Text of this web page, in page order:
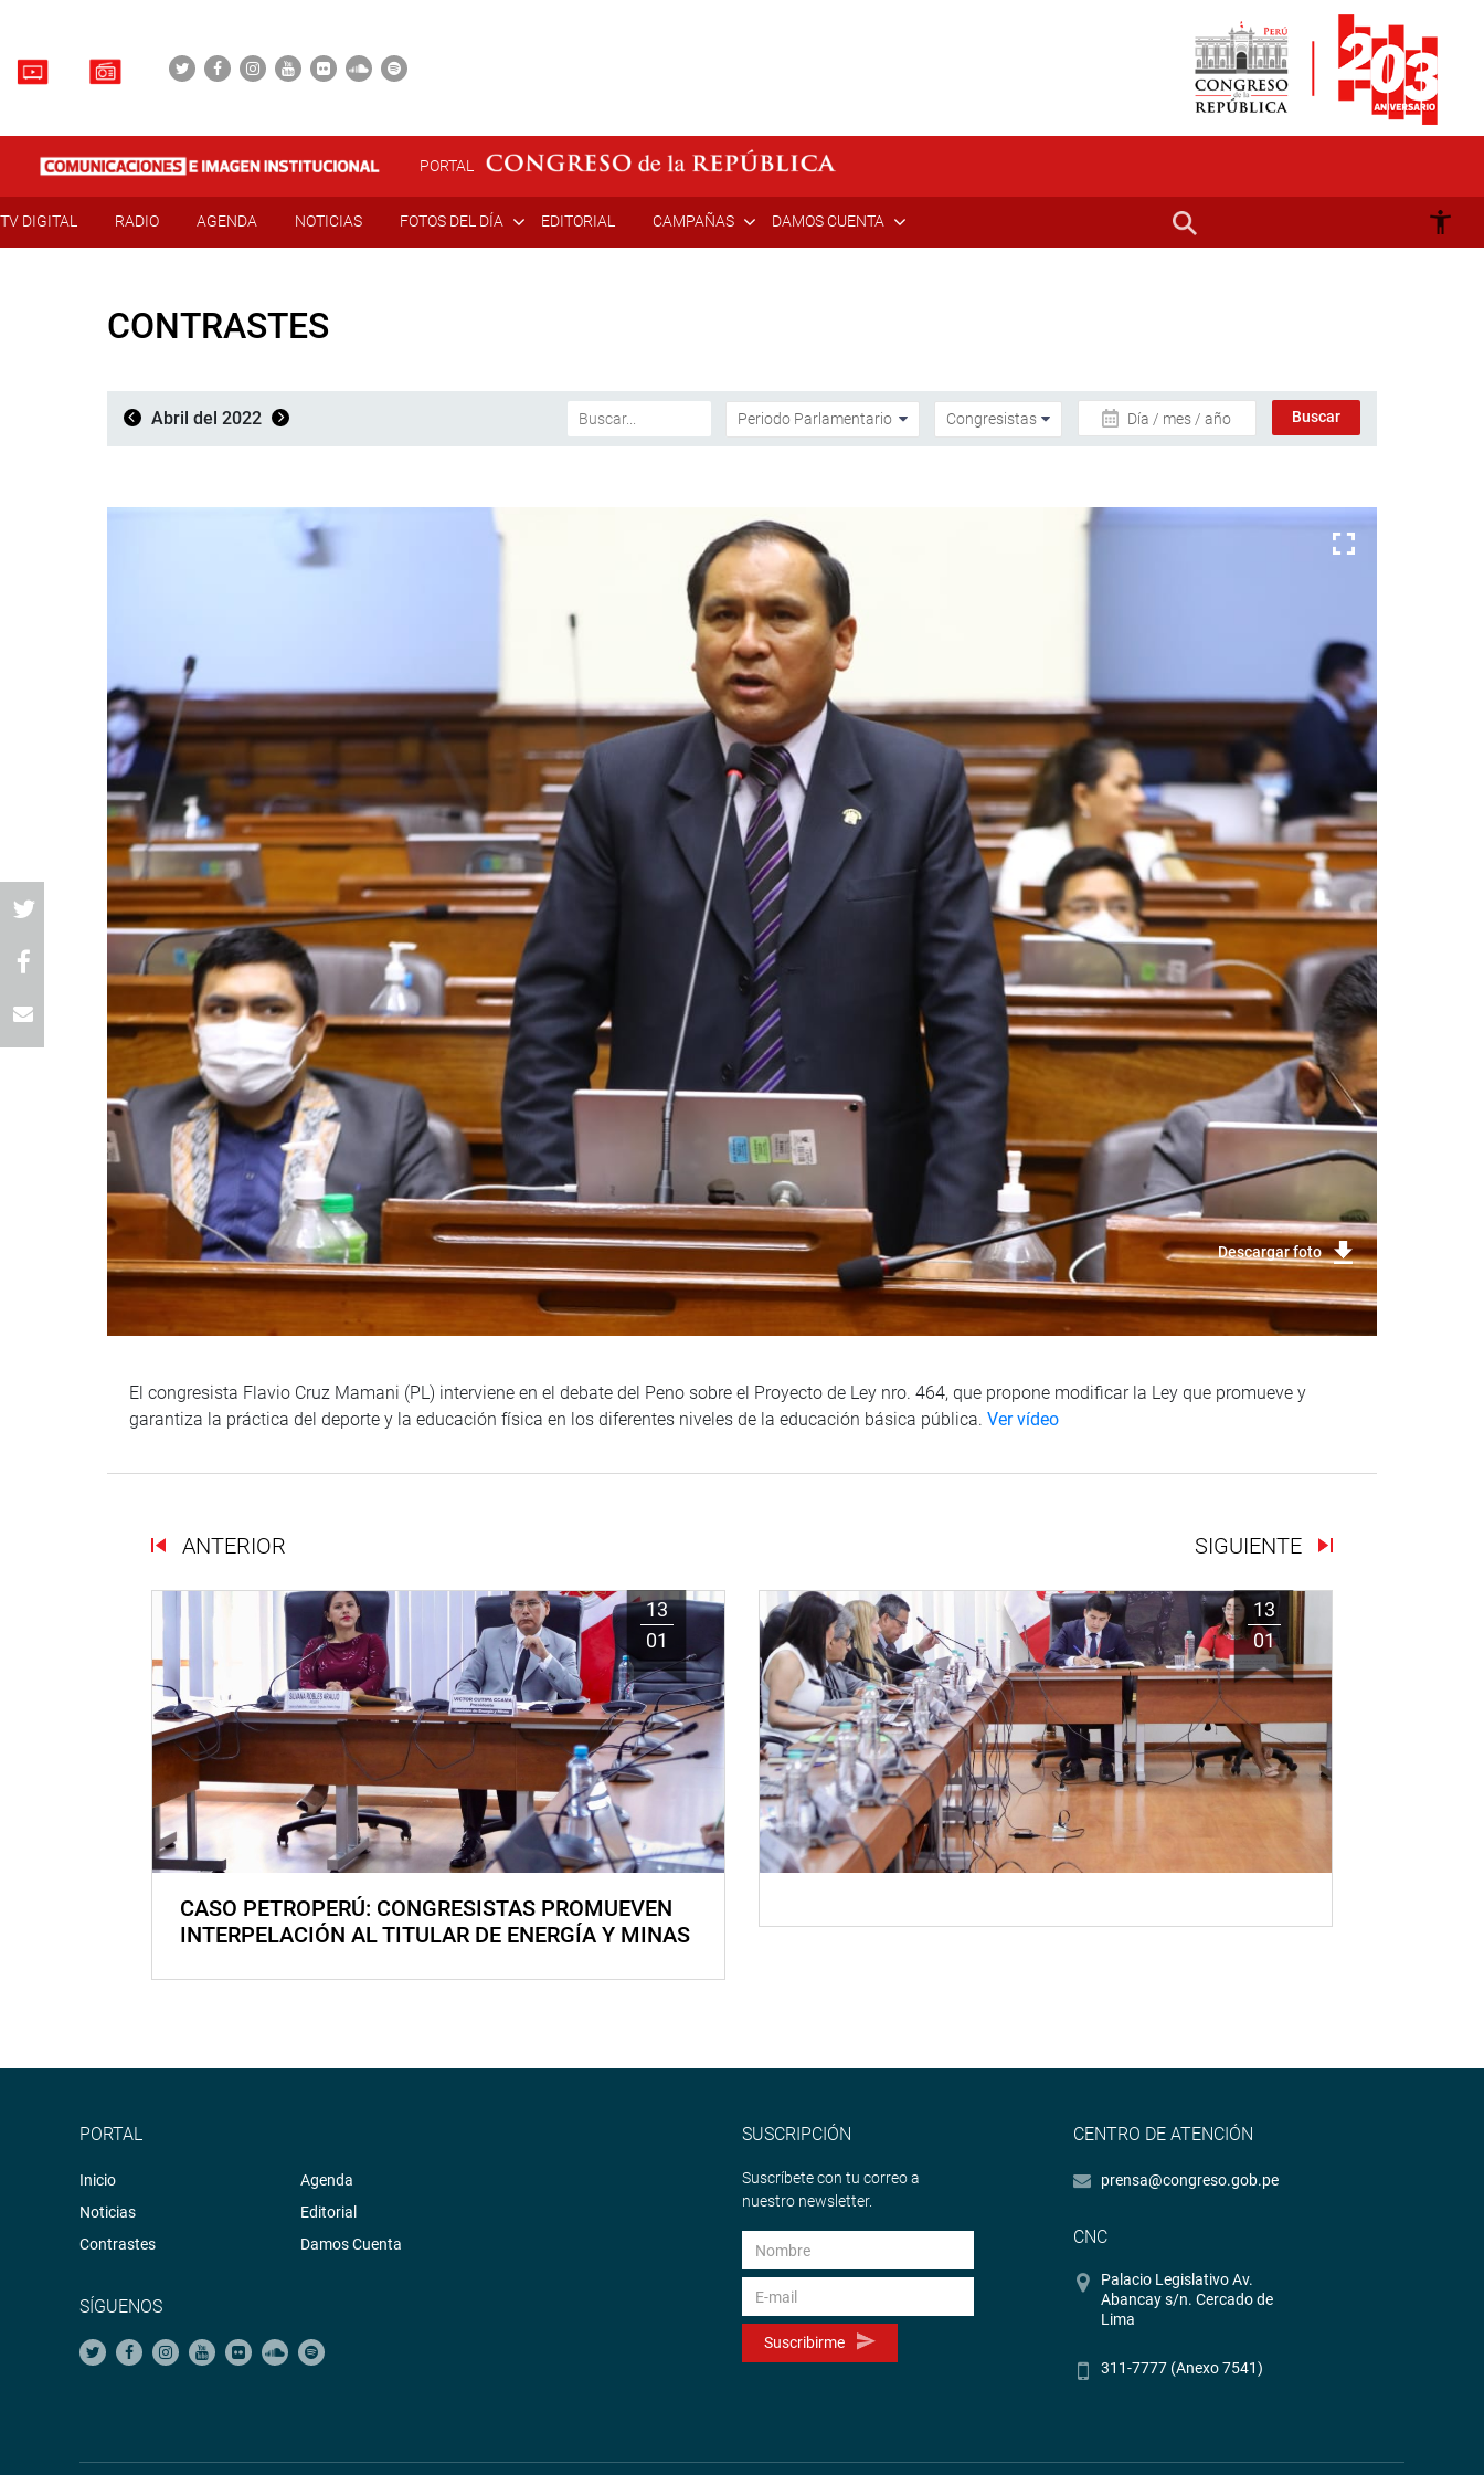
PORTAL
TV DIGITAL RADIO AGENDA NOTICIAS FOTOS DEL DÍA EDITORIAL CAMPAÑAS DAMOS CUENTA
CONTRASTES
Abril del 2022 Día / mes / año
Descargar foto
El congresista Flavio Cruz Mamani (PL) interviene en el debate del Peno sobre el Proyecto de Ley nro. 464, que propone modificar la Ley que promueve y
garantiza la práctica del deporte y la educación física en los diferentes niveles de la educación básica pública. Ver vídeo
ANTERIOR SIGUIENTE
13
01
CASO PETROPERÚ: CONGRESISTAS PROMUEVEN
INTERPELACIÓN AL TITULAR DE ENERGÍA Y MINAS
13
01
PORTAL
Inicio
Noticias
Contrastes
Agenda
Editorial
Damos Cuenta
SÍGUENOS
SUSCRIPCIÓN
Suscríbete con tu correo a
nuestro newsletter.
Suscribirme
CENTRO DE ATENCIÓN
prensa@congreso.gob.pe
CNC
Palacio Legislativo Av.
Abancay s/n. Cercado de
Lima
311-7777 (Anexo 7541)